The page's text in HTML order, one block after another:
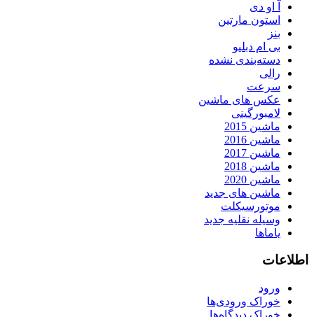
آ او دی
استون مارتین
بنز
بی ام دبلیو
دسته‌بندی نشده
رالی
سرعت
عکس های ماشین
لامبورگینی
ماشین 2015
ماشین 2016
ماشین 2017
ماشین 2018
ماشین 2020
ماشین های جدید
موتورسیکلت
وسیله نقلیه جدید
یاماها
اطلاعات
ورود
خوراک ورودی‌ها
خوراک دیدگاه‌ها